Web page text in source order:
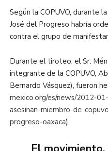
Según la COPUVO, durante
José del Progreso habría
contra el grupo de
Durante el tiroteo, el Sr.
integrante de la COPUVO,
Bernardo Vásquez), fueron
mexico.org/es/news/2012-
asesinan-miembro-de-
progreso-oaxaca)